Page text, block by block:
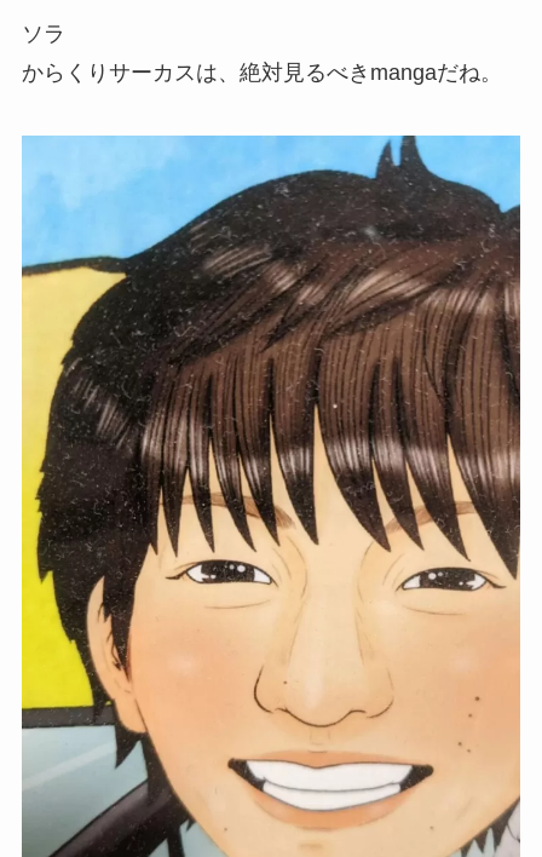
ソラ
からくりサーカスは、絶対見るべきmangaだね。